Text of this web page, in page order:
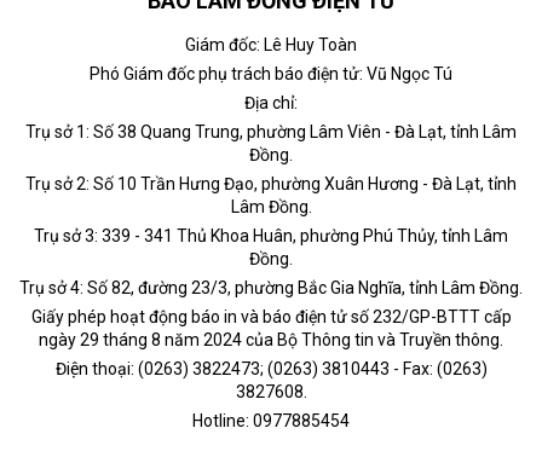
Giám đốc: Lê Huy Toàn
Phó Giám đốc phụ trách báo điện tử: Vũ Ngọc Tú
Địa chỉ:
Trụ sở 1: Số 38 Quang Trung, phường Lâm Viên - Đà Lạt, tỉnh Lâm
Đồng.
Trụ sở 2: Số 10 Trần Hưng Đạo, phường Xuân Hương - Đà Lạt, tỉnh
Lâm Đồng.
Trụ sở 3: 339 - 341 Thủ Khoa Huân, phường Phú Thủy, tỉnh Lâm
Đồng.
Trụ sở 4: Số 82, đường 23/3, phường Bắc Gia Nghĩa, tỉnh Lâm Đồng.
Giấy phép hoạt động báo in và báo điện tử số 232/GP-BTTT cấp
ngày 29 tháng 8 năm 2024 của Bộ Thông tin và Truyền thông.
Điện thoại: (0263) 3822473; (0263) 3810443 - Fax: (0263)
3827608.
Hotline: 0977885454